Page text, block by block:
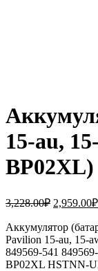
15-au,
BP02XL)
3,228.00₽ 2,959.00₽
Аккумулятор
Pavilion 15-au, 15-
849569-541
BP02XL HSTNN-